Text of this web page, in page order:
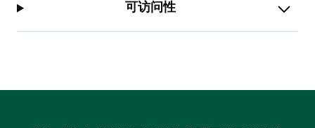
可访问性